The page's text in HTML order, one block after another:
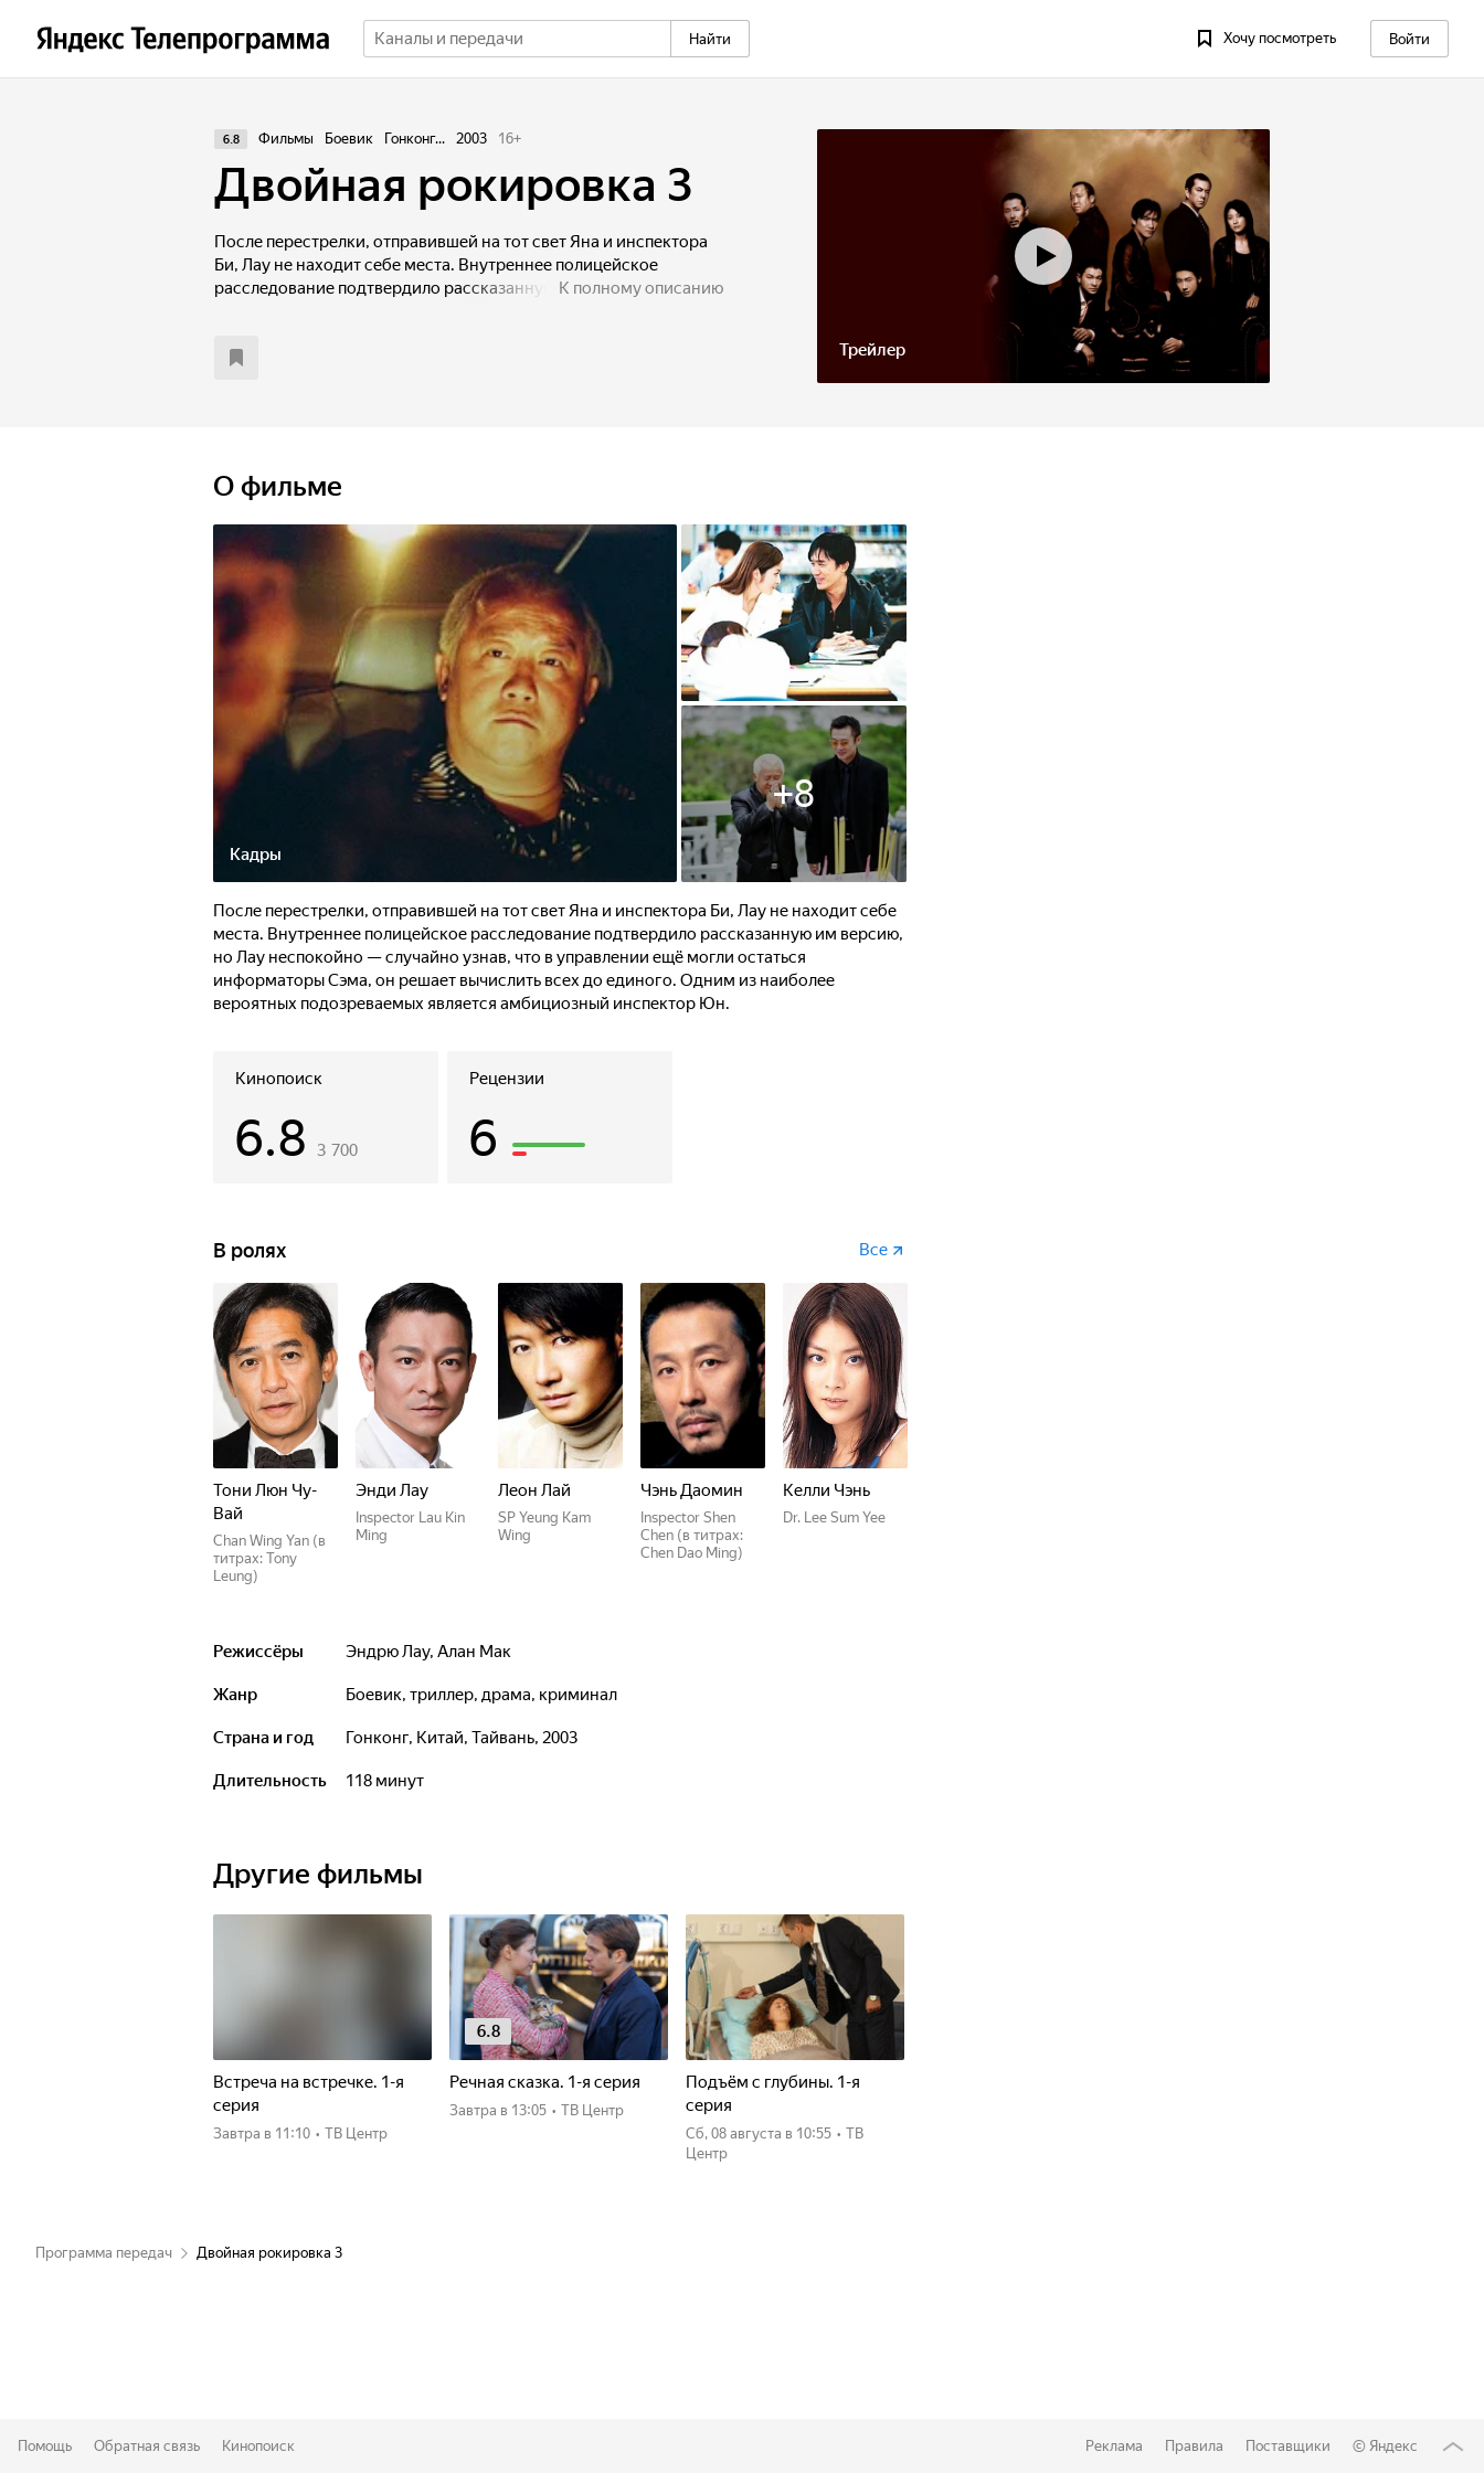
Найти Хочу посмотреть Войти
Трейлер
6.8 Фильмы Боевик Гонконг... 2003 16+
Двойная рокировка 3
После перестрелки, отправившей на тот свет Яна и инспектора
Би, Лау не находит себе места. Внутреннее полицейское
расследование подтвердило рассказанную им версию, но Лау
единого. Одним из наиболее вероятных подозреваемых
К полному описанию
О фильме
Кадры
+8
После перестрелки, отправившей на тот свет Яна и инспектора Би, Лау не находит себе
места. Внутреннее полицейское расследование подтвердило рассказанную им версию,
но Лау неспокойно — случайно узнав, что в управлении ещё могли остаться
информаторы Сэма, он решает вычислить всех до единого. Одним из наиболее
вероятных подозреваемых является амбициозный инспектор Юн.
Кинопоиск
6.8 3 700
Рецензии
6
В ролях Все
Тони Люн Чу-
Вай
Chan Wing Yan (в
титрах: Tony
Leung)
Энди Лау
Inspector Lau Kin
Ming
Леон Лай
SP Yeung Kam
Wing
Чэнь Даомин
Inspector Shen
Chen (в титрах:
Chen Dao Ming)
Келли Чэнь
Dr. Lee Sum Yee
Режиссёры Эндрю Лау, Алан Мак
Жанр боевик, триллер, драма, криминал
Страна и год Гонконг, Китай, Тайвань, 2003
Длительность 118 минут
Другие фильмы
Встреча на встречке. 1-я
серия
Завтра в 11:10 • ТВ Центр
6.8
Речная сказка. 1-я серия
Завтра в 13:05 • ТВ Центр
Подъём с глубины. 1-я
серия
сб, 08 августа в 10:55 • ТВ
Центр
Программа передач Двойная рокировка 3
Помощь Обратная связь Кинопоиск Реклама Правила Поставщики © Яндекс